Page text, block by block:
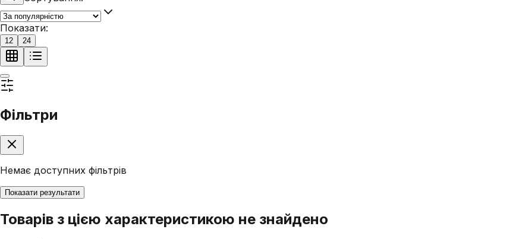
Показати:
12 24
Фільтри
Немає доступних фільтрів
Показати результати
Товарів з цією характеристикою не знайдено